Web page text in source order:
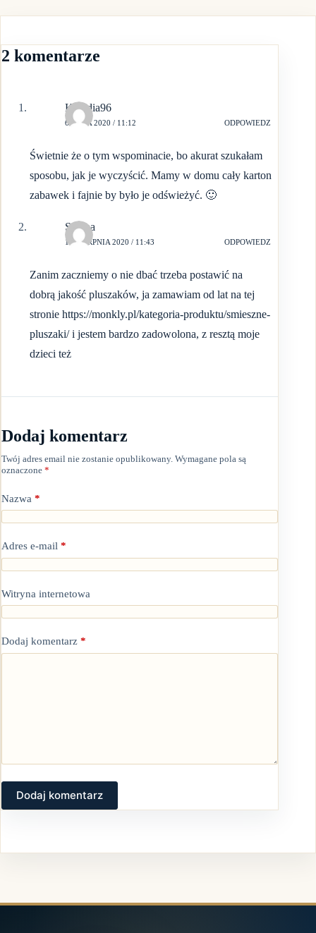
2 komentarze
Klaudia96
6 MAJA 2020 / 11:12 ODPOWIEDZ
Świetnie że o tym wspominacie, bo akurat szukałam
sposobu, jak je wyczyścić. Mamy w domu cały karton
zabawek i fajnie by było je odświeżyć. 🙂
Sabina
15 SIERPNIA 2020 / 11:43 ODPOWIEDZ
Zanim zaczniemy o nie dbać trzeba postawić na
dobrą jakość pluszaków, ja zamawiam od lat na tej
stronie https://monkly.pl/kategoria-produktu/smieszne-
pluszaki/i jestem bardzo zadowolona, z resztą moje
dzieci też
Dodaj komentarz
Twój adres email nie zostanie opublikowany. Wymagane pola są
oznaczone *
Nazwa *
Adres e-mail *
Witryna internetowa
Dodaj komentarz *
Dodaj komentarz